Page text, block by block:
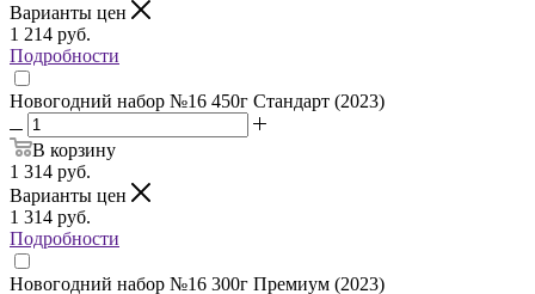
Варианты цен
1 214 руб.
Подробности
Новогодний набор №16 450г Стандарт (2023)
В корзину
1 314 руб.
Варианты цен
1 314 руб.
Подробности
Новогодний набор №16 300г Премиум (2023)